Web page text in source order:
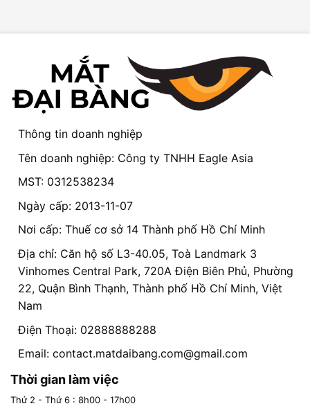
Thông tin doanh nghiệp
Tên doanh nghiệp: Công ty TNHH Eagle Asia
MST: 0312538234
Ngày cấp: 2013-11-07
Nơi cấp: Thuế cơ sở 14 Thành phố Hồ Chí Minh
Địa chỉ: Căn hộ số L3-40.05, Toà Landmark 3
Vinhomes Central Park, 720A Điện Biên Phủ, Phường
22, Quận Bình Thạnh, Thành phố Hồ Chí Minh, Việt
Nam
Điện Thoại: 02888888288
Email: contact.matdaibang.com@gmail.com
Thời gian làm việc
Thứ 2 - Thứ 6 : 8h00 - 17h00